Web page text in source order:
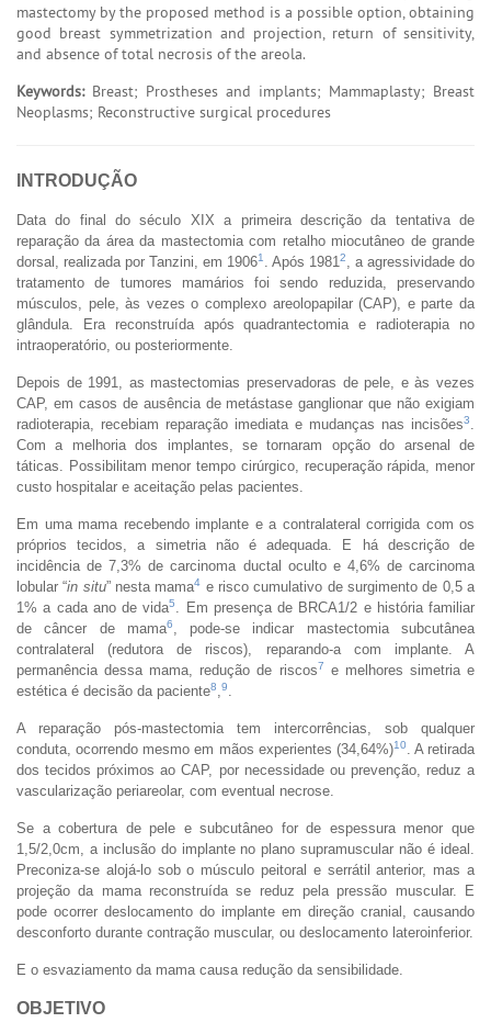
mastectomy by the proposed method is a possible option, obtaining
good breast symmetrization and projection, return of sensitivity,
and absence of total necrosis of the areola.
Keywords:Breast; Prostheses and implants; Mammaplasty; Breast
Neoplasms; Reconstructive surgical procedures
INTRODUÇÃO
Data do final do século XIX a primeira descrição da tentativa de
reparação da área da mastectomia com retalho miocutâneo de grande
dorsal, realizada por Tanzini, em 19061 . Após 1981 2
, a agressividade do
tratamento de tumores mamários foi sendo reduzida, preservando
músculos, pele, às vezes o complexo areolopapilar (CAP), e parte da
glândula. Era reconstruída após quadrantectomia e radioterapia no
intraoperatório, ou posteriormente.
Depois de 1991, as mastectomias preservadoras de pele, e às vezes
CAP, em casos de ausência de metástase ganglionar que não exigiam
radioterapia, recebiam reparação imediata e mudanças nas incisões3
Com a melhoria dos implantes, se tornaram opção do arsenal de
táticas. Possibilitam menor tempo cirúrgico, recuperação rápida, menor
custo hospitalar e aceitação pelas pacientes.
Em uma mama recebendo implante e a contralateral corrigida com os
próprios tecidos, a simetria não é adequada. E há descrição de
incidência de 7,3% de carcinoma ductal oculto e 4,6% de carcinoma
lobular “in situ” nesta mama4 e risco cumulativo de surgimento de 0,5 a
1% a cada ano de vida5
. Em presença de BRCA1/2 e história familiar
de câncer de mama6
, pode-se indicar mastectomia subcutânea
contralateral (redutora de riscos), reparando-a com implante. A
permanência dessa mama, redução de riscos7
e melhores simetria e
estética é decisão da paciente8 9
A reparação pós-mastectomia tem intercorrências, sob qualquer
conduta, ocorrendo mesmo em mãos experientes (34,64%)10
. A retirada
dos tecidos próximos ao CAP, por necessidade ou prevenção, reduz a
vascularização periareolar, com eventual necrose.
Se a cobertura de pele e subcutâneo for de espessura menor que
1,5/2,0cm, a inclusão do implante no plano supramuscular não é ideal.
Preconiza-se alojá-lo sob o músculo peitoral e serrátil anterior, mas a
projeção da mama reconstruída se reduz pela pressão muscular. E
pode ocorrer deslocamento do implante em direção cranial, causando
desconforto durante contração muscular, ou deslocamento lateroinferior.
E o esvaziamento da mama causa redução da sensibilidade.
OBJETIVO